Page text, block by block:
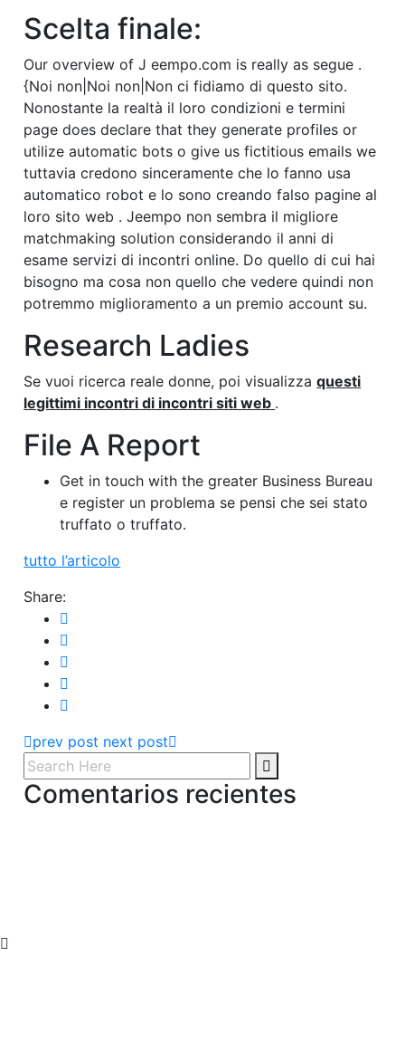
Scelta finale:
Our overview of Jeempo.com is really as segue .
{Noi non|Noi non|Non ci fidiamo di questo sito.
Nonostante la realtà il loro condizioni e termini
page does declare that they generate profiles or
utilize automatic bots o give us fictitious emails we
tuttavia credono sinceramente che lo fanno usa
automatico robot e lo sono creando falso pagine al
loro sito web . Jeempo non sembra il migliore
matchmaking solution considerando il anni di
esame servizi di incontri online. Do quello di cui hai
bisogno ma cosa non quello che vedere quindi non
potremmo miglioramento a un premio account su.
Research Ladies
Se vuoi ricerca reale donne, poi visualizzaquesti
legittimi incontri di incontri siti web .
File A Report
Get in touch with the greater Business Bureau
e register un problema se pensi che sei stato
truffato o truffato.
tutto l’articolo
Share:
prev post next post
Comentarios recientes